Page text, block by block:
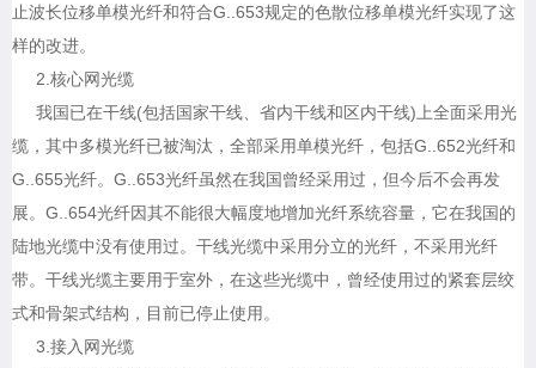
止波长位移单模光纤和符合G..653规定的色散位移单模光纤实现了这
样的改进。
2.核心网光缆
我国已在干线(包括国家干线、省内干线和区内干线)上全面采用光
缆，其中多模光纤已被淘汰，全部采用单模光纤，包括G..652光纤和
G..655光纤。G..653光纤虽然在我国曾经采用过，但今后不会再发
展。G..654光纤因其不能很大幅度地增加光纤系统容量，它在我国的
陆地光缆中没有使用过。干线光缆中采用分立的光纤，不采用光纤
带。干线光缆主要用于室外，在这些光缆中，曾经使用过的紧套层绞
式和骨架式结构，目前已停止使用。
3.接入网光缆